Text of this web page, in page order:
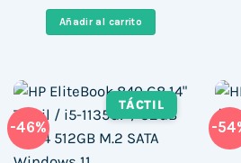
era:
359,00 €.
es:
Añadir al carrito
-46%
TÁCTIL
-